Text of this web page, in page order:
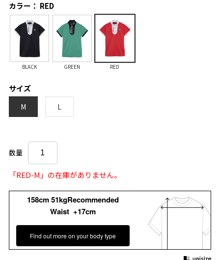
カラー： RED
BLACK GREEN RED
サイズ
M L
数量
「RED-M」の在庫がありません。
158cm 51kgRecommended
Waist +17cm
Find out more on your body type